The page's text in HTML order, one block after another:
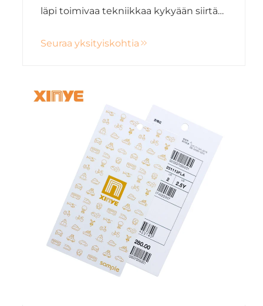
läpi toimivaa tekniikkaa kykyään siirtää
tulevaisuuden yhteydenottoa Xinyen
Seuraa yksityiskohtia